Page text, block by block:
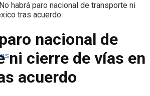
No habrá paro nacional de transporte ni
tras acuerdo
nacional de
ni cierre de vías en
acuerdo